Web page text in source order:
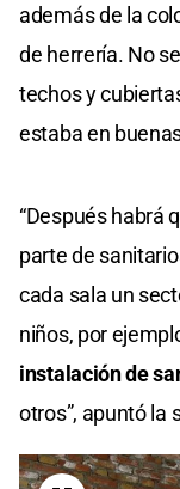
además de la
de herrería. No
techos y
estaba en
“Después habrá
parte de
cada sala un
niños, por
instalación de
otros”, apuntó la